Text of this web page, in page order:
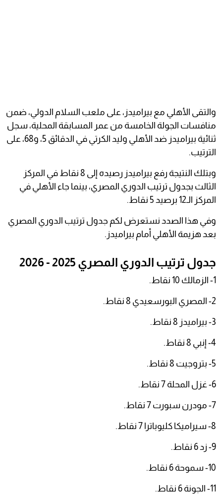
والتقى الأهلي مع بيراميدز، على ملعب السلام الدولي، ضمن
منافسات الجولة الخامسة من عمر المسابقة المحلية، سجل
ثنائية بيراميدز ضد الأهلي وليد الكرتي في الدقائق 5، و68، على
الترتيب.
وبتلك النتيجة رفع بيراميدز رصيده إلى 8 نقاط في المركز
الثالث بجدول ترتيب الدوري المصري، بينما جاء الأهلي في
المركز الـ12 برصيد 5 نقاط.
وفي هذا الصدد نستعرض لكم جدول ترتيب الدوري المصري
بعد هزيمة الأهلي أمام بيراميدز.
جدول ترتيب الدوري المصري 2025 - 2026
1- الزمالك 10 نقاط.
2- المصري البورسعيدي 8 نقاط.
3- بيراميدز 8 نقاط.
4- إنبي 8 نقاط.
5- بتروجيت 8 نقاط.
6- غزل المحلة 7 نقاط.
7- مودرن سبورت 7 نقاط.
8- سيراميكا كليوباترا 7 نقاط.
9- زد 6 نقاط.
10- سموحة 6 نقاط.
11- الجونة 6 نقاط.